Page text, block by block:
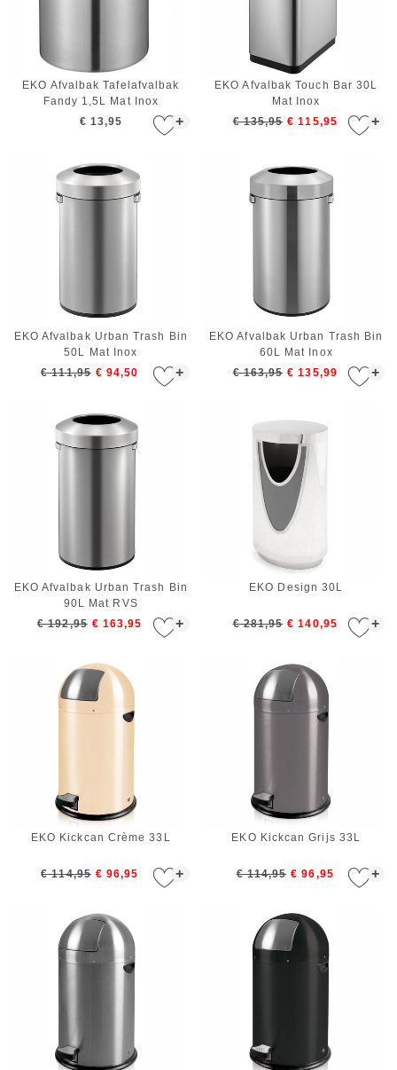
+
EKO Afvalbak Tafelafvalbak
Fandy 1,5L Mat Inox
€ 13,95
+
EKO Afvalbak Touch Bar 30L
Mat Inox
€ 135,95 € 115,95
+
EKO Afvalbak Urban Trash Bin
50L Mat Inox
€ 111,95 € 94,50 +
EKO Afvalbak Urban Trash Bin
60L Mat Inox
€ 163,95 € 135,99
+
EKO Afvalbak Urban Trash Bin
90L Mat RVS
€ 192,95 € 163,95 +
EKO Design 30L
€ 281,95 € 140,95
+
EKO Kickcan Crème 33L
€ 114,95 € 96,95 +
EKO Kickcan Grijs 33L
€ 114,95 € 96,95